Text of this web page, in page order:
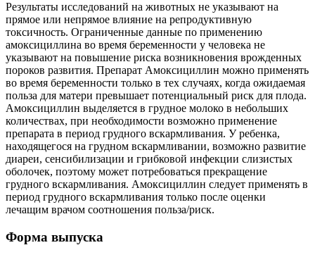
Результаты исследований на животных не указывают на
прямое или непрямое влияние на репродуктивную
токсичность. Ограниченные данные по применению
амоксициллина во время беременности у человека не
указывают на повышение риска возникновения врожденных
пороков развития. Препарат Амоксициллин можно применять
во время беременности только в тех случаях, когда ожидаемая
польза для матери превышает потенциальный риск для плода.
Амоксициллин выделяется в грудное молоко в небольших
количествах, при необходимости возможно применение
препарата в период грудного вскармливания. У ребенка,
находящегося на грудном вскармливании, возможно развитие
диареи, сенсибилизации и грибковой инфекции слизистых
оболочек, поэтому может потребоваться прекращение
грудного вскармливания. Амоксициллин следует применять в
период грудного вскармливания только после оценки
лечащим врачом соотношения польза/риск.
Форма выпуска